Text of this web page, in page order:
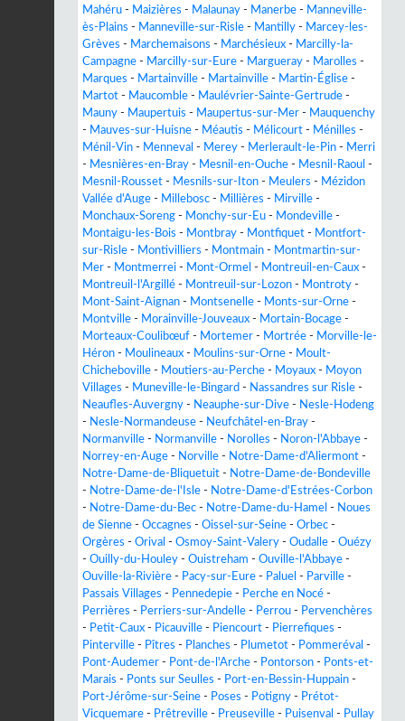
Mahéru - Maizières - Malaunay - Manerbe - Manneville-
ès-Plains - Manneville-sur-Risle - Mantilly - Marcey-les-
Grèves - Marchemaisons - Marchésieux - Marcilly-la-
Campagne - Marcilly-sur-Eure - Margueray - Marolles -
Marques - Martainville - Martainville - Martin-Église -
Martot - Maucomble - Maulévrier-Sainte-Gertrude -
Mauny - Maupertuis - Maupertus-sur-Mer - Mauquenchy
- Mauves-sur-Huisne - Méautis - Mélicourt - Ménilles -
Ménil-Vin - Menneval - Merey - Merlerault-le-Pin - Merri
- Mesnières-en-Bray - Mesnil-en-Ouche - Mesnil-Raoul -
Mesnil-Rousset - Mesnils-sur-Iton - Meulers - Mézidon
Vallée d'Auge - Millebosc - Millières - Mirville -
Monchaux-Soreng - Monchy-sur-Eu - Mondeville -
Montaigu-les-Bois - Montbray - Montfiquet - Montfort-
sur-Risle - Montivilliers - Montmain - Montmartin-sur-
Mer - Montmerrei - Mont-Ormel - Montreuil-en-Caux -
Montreuil-l'Argillé - Montreuil-sur-Lozon - Montroty -
Mont-Saint-Aignan - Montsenelle - Monts-sur-Orne -
Montville - Morainville-Jouveaux - Mortain-Bocage -
Morteaux-Coulibœuf - Mortemer - Mortrée - Morville-le-
Héron - Moulineaux - Moulins-sur-Orne - Moult-
Chicheboville - Moutiers-au-Perche - Moyaux - Moyon
Villages - Muneville-le-Bingard - Nassandres sur Risle -
Neaufles-Auvergny - Neauphe-sur-Dive - Nesle-Hodeng
- Nesle-Normandeuse - Neufchâtel-en-Bray -
Normanville - Normanville - Norolles - Noron-l'Abbaye -
Norrey-en-Auge - Norville - Notre-Dame-d'Aliermont -
Notre-Dame-de-Bliquetuit - Notre-Dame-de-Bondeville
- Notre-Dame-de-l'Isle - Notre-Dame-d'Estrées-Corbon
- Notre-Dame-du-Bec - Notre-Dame-du-Hamel - Noues
de Sienne - Occagnes - Oissel-sur-Seine - Orbec -
Orgères - Orival - Osmoy-Saint-Valery - Oudalle - Ouézy
- Ouilly-du-Houley - Ouistreham - Ouville-l'Abbaye -
Ouville-la-Rivière - Pacy-sur-Eure - Paluel - Parville -
Passais Villages - Pennedepie - Perche en Nocé -
Perrières - Perriers-sur-Andelle - Perrou - Pervenchères
- Petit-Caux - Picauville - Piencourt - Pierrefiques -
Pinterville - Pîtres - Planches - Plumetot - Pommeréval -
Pont-Audemer - Pont-de-l'Arche - Pontorson - Ponts-et-
Marais - Ponts sur Seulles - Port-en-Bessin-Huppain -
Port-Jérôme-sur-Seine - Poses - Potigny - Prétot-
Vicquemare - Prêtreville - Preuseville - Puisenval - Pullay